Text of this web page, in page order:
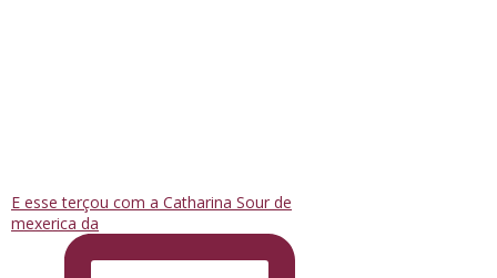
E esse terçou com a Catharina Sour de
mexerica da